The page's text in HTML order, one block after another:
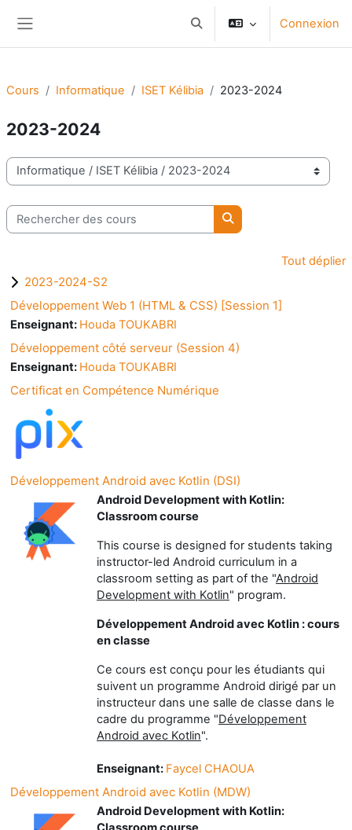
Activer/désactiver la saisie
Connexion
Cours Informatique ISET Kélibia 2023-2024
2023-2024
Catégories de cours
Rechercher des cours
Rechercher des cours
Tout déplier
2023-2024-S2
Développement Web 1 (HTML & CSS) [Session 1]
Enseignant: Houda TOUKABRI
Développement côté serveur (Session 4)
Enseignant: Houda TOUKABRI
Certificat en Compétence Numérique
Développement Android avec Kotlin (DSI)
Android Development with Kotlin:
Classroom course
This course is designed for students taking
instructor-led Android curriculum in a
classroom setting as part of the "Android
Development with Kotlin" program.
Développement Android avec Kotlin : cours
en classe
Ce cours est conçu pour les étudiants qui
suivent un programme Android dirigé par un
instructeur dans une salle de classe dans le
cadre du programme "Développement
Android avec Kotlin".
Enseignant: Faycel CHAOUA
Développement Android avec Kotlin (MDW)
Android Development with Kotlin: